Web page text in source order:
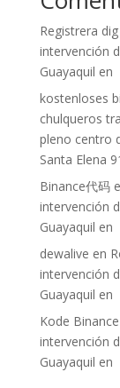
Registrera dig
intervención
Guayaquil en
kostenloses
chulqueros
pleno centro
Santa Elena
Binance代码
intervención
Guayaquil en
dewalive en
intervención
Guayaquil en
Kode Binance
intervención
Guayaquil en